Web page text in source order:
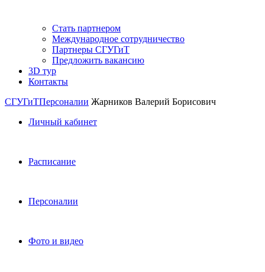
Стать партнером
Международное сотрудничество
Партнеры СГУГиТ
Предложить вакансию
3D тур
Контакты
СГУГиТПерсоналии Жарников Валерий Борисович
Личный кабинет
Расписание
Персоналии
Фото и видео